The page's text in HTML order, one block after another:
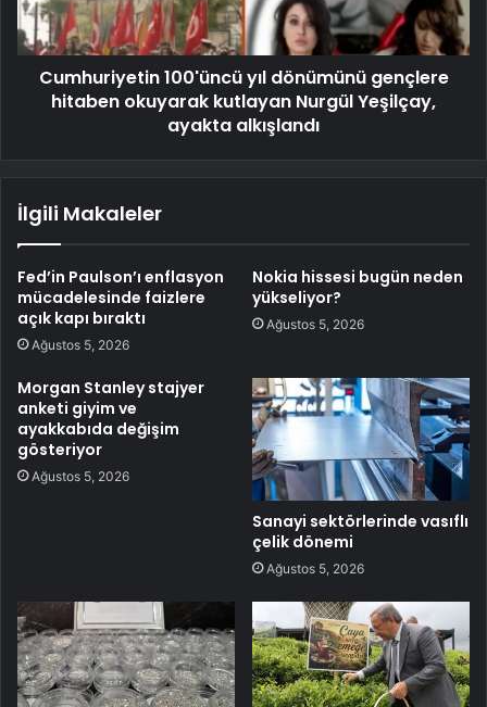
Cumhuriyetin 100'üncü yıl dönümünü gençlere
hitaben okuyarak kutlayan Nurgül Yeşilçay,
ayakta alkışlandı
İlgili Makaleler
Fed’in Paulson’ı enflasyon
mücadelesinde faizlere
açık kapı bıraktı
Ağustos 5, 2026
Nokia hissesi bugün neden
yükseliyor?
Ağustos 5, 2026
Morgan Stanley stajyer
anketi giyim ve
ayakkabıda değişim
gösteriyor
Ağustos 5, 2026
Sanayi sektörlerinde vasıflı
çelik dönemi
Ağustos 5, 2026